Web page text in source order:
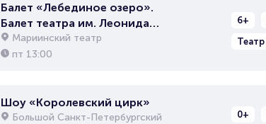
Балет «Лебединое озеро».
Балет театра им. Леонида
Якобсона
Мариинский театр
пт 13:00
6+
Театр
Шоу «Королевский цирк»
Большой Санкт-Петербургский
0+